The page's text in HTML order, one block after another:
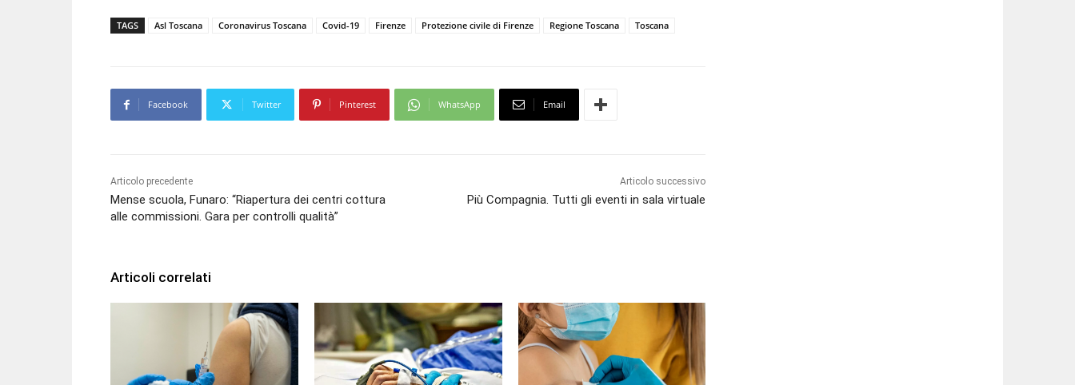
TAGS Asl Toscana Coronavirus Toscana Covid-19 Firenze Protezione civile di Firenze Regione Toscana Toscana
Facebook Twitter Pinterest WhatsApp Email
Articolo precedente
Mense scuola, Funaro: “Riapertura dei centri cottura
alle commissioni. Gara per controlli qualità”
Articolo successivo
Più Compagnia. Tutti gli eventi in sala virtuale
Articoli correlati